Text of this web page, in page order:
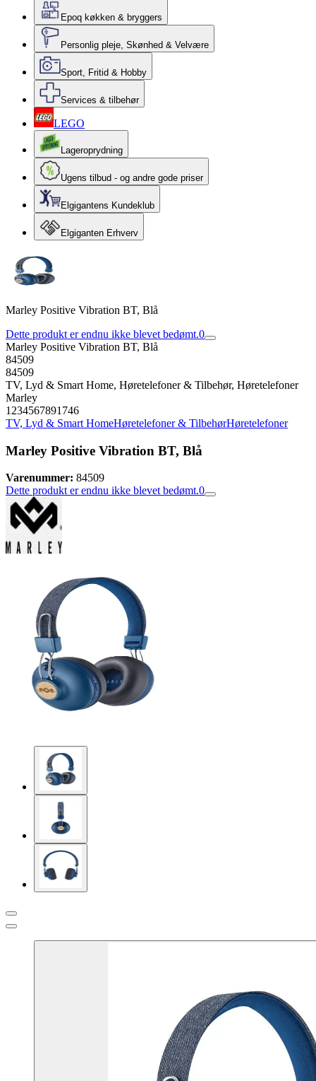
Epoq køkken & bryggers
Personlig pleje, Skønhed & Velvære
Sport, Fritid & Hobby
Services & tilbehør
LEGO
Lageroprydning
Ugens tilbud - og andre gode priser
Elgigantens Kundeklub
Elgiganten Erhverv
Marley Positive Vibration BT, Blå
Dette produkt er endnu ikke blevet bedømt.0
Marley Positive Vibration BT, Blå
84509
84509
TV, Lyd & Smart Home, Høretelefoner & Tilbehør, Høretelefoner
Marley
1234567891746
TV, Lyd & Smart HomeHøretelefoner & TilbehørHøretelefoner
Marley Positive Vibration BT, Blå
Varenummer: 84509
Dette produkt er endnu ikke blevet bedømt.0